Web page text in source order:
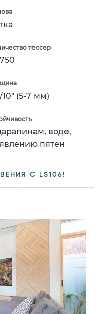
тессер
10" (5-7 мм)
воде,
пятен
С LS106!